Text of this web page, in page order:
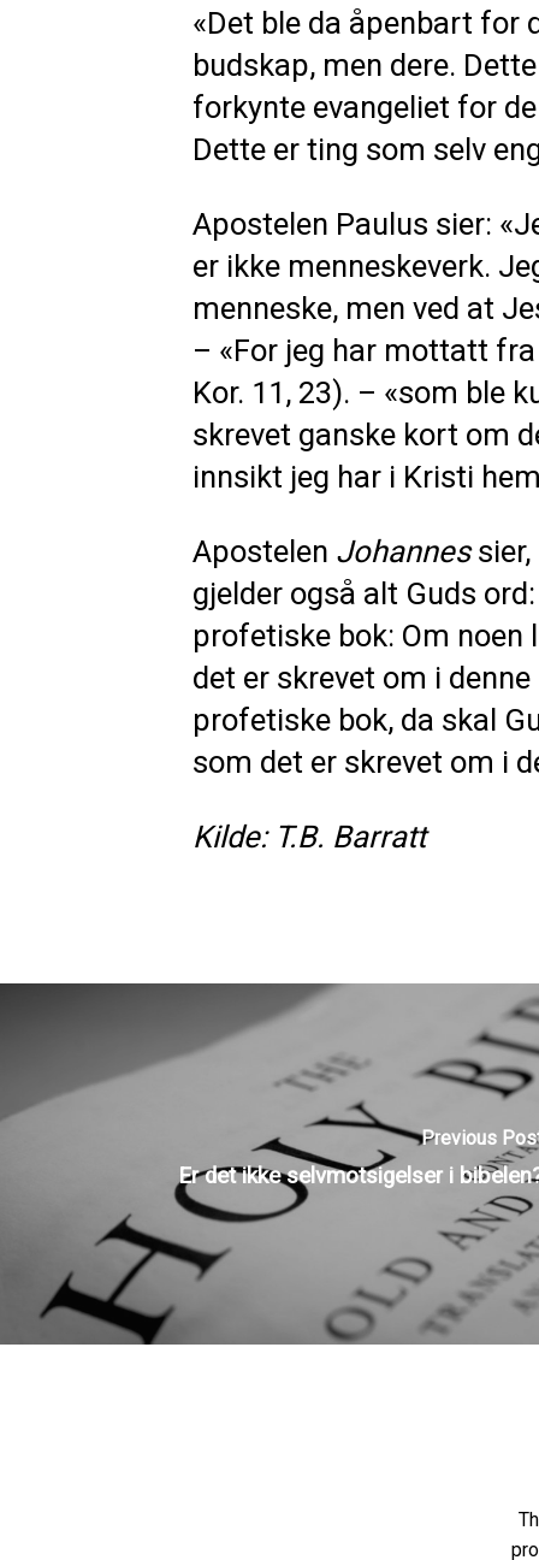
«Det ble da åpenbart for
budskap, men dere.
forkynte evangeliet for
Dette er ting som selv
Apostelen Paulus sier:
er ikke menneskeverk.
menneske, men ved at
– «For jeg har mottatt
Kor. 11, 23). – «som ble
skrevet ganske kort om
innsikt jeg har i Kristi
Apostelen Johannessier,
gjelder også alt Guds
profetiske bok: Om noen
det er skrevet om i
profetiske bok, da skal
som det er skrevet om i
Kilde: T.B. Barratt
Previous
Er det ikke selvmotsigelser i